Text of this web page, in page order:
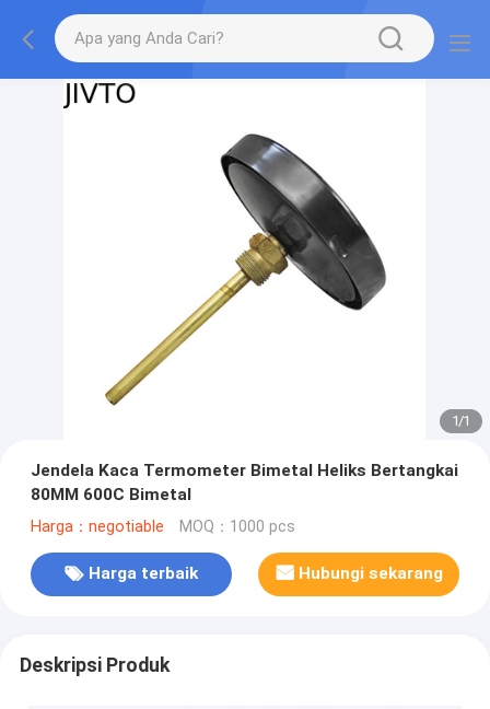
1/1
Jendela Kaca Termometer Bimetal Heliks Bertangkai
80MM 600C Bimetal
Harga：negotiable MOQ：1000 pcs
Harga terbaik Hubungi sekarang
Deskripsi Produk